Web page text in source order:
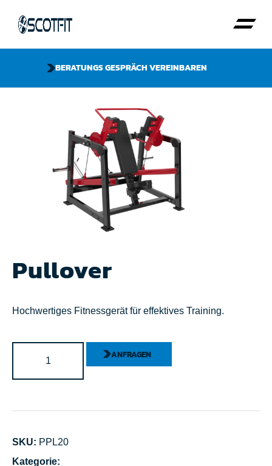
BERATUNGS GESPRÄCH VEREINBAREN
Pullover
Hochwertiges Fitnessgerät für effektives Training.
ANFRAGEN
SKU: PPL20
Kategorie: